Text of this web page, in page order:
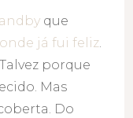
que
já fui feliz.
porque
Mas
Do